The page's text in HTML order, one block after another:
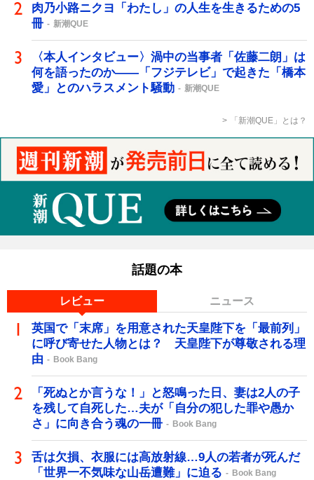
肉乃小路ニクヨ「わたし」の人生を生きるための5
冊
新潮QUE
〈本人インタビュー〉渦中の当事者「佐藤二朗」は
何を語ったのか――「フジテレビ」で起きた「橋本
愛」とのハラスメント騒動
新潮QUE
「新潮QUE」とは？
話題の本
レビュー ニュース
英国で「末席」を用意された天皇陛下を「最前列」
に呼び寄せた人物とは？ 天皇陛下が尊敬される理
由
Book Bang
「死ぬとか言うな！」と怒鳴った日、妻は2人の子
を残して自死した…夫が「自分の犯した罪や愚か
さ」に向き合う魂の一冊
Book Bang
舌は欠損、衣服には高放射線…9人の若者が死んだ
「世界一不気味な山岳遭難」に迫る
Book Bang